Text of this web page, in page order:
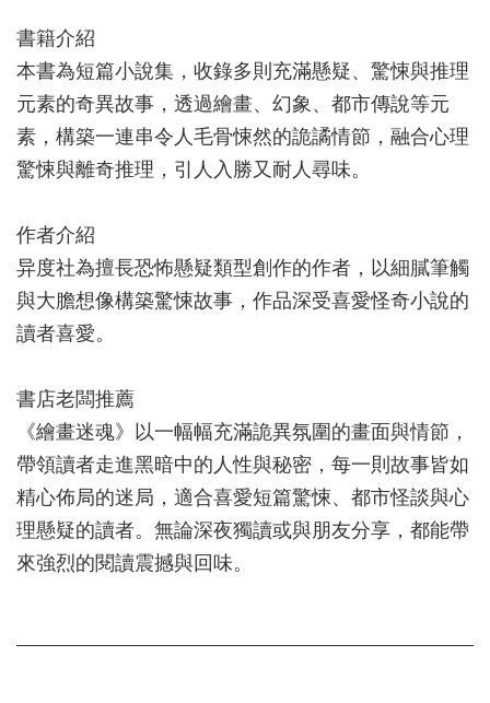
書籍介紹
本書為短篇小說集，收錄多則充滿懸疑、驚悚與推理
元素的奇異故事，透過繪畫、幻象、都市傳說等元
素，構築一連串令人毛骨悚然的詭譎情節，融合心理
驚悚與離奇推理，引人入勝又耐人尋味。
作者介紹
异度社為擅長恐怖懸疑類型創作的作者，以細膩筆觸
與大膽想像構築驚悚故事，作品深受喜愛怪奇小說的
讀者喜愛。
書店老闆推薦
《繪畫迷魂》以一幅幅充滿詭異氛圍的畫面與情節，
帶領讀者走進黑暗中的人性與秘密，每一則故事皆如
精心佈局的迷局，適合喜愛短篇驚悚、都市怪談與心
理懸疑的讀者。無論深夜獨讀或與朋友分享，都能帶
來強烈的閱讀震撼與回味。